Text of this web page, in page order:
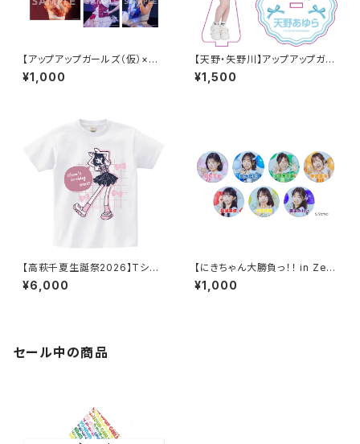
【アップアップガールズ（仮）×
（２）】2Lポートレート（昼公演）
¥1,000
【天野・矢野川】アップアップガー
ルズ（２） アクリルスタンドキー
ホルダー
¥1,500
【高萩千夏生誕祭2026】Tシャ
ツ
¥6,000
【にきちゃん大勝負っ！！ in Zep
p DiverCity】にきちゃん新体制
スタンド缶バッジ
¥1,000
セール中の商品